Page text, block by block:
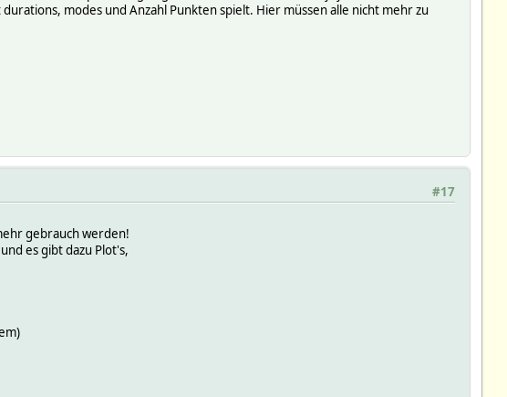
modes und Anzahl Punkten spielt. Hier müssen alle nicht mehr zu
#17
gebrauch werden!
es gibt dazu Plot's,